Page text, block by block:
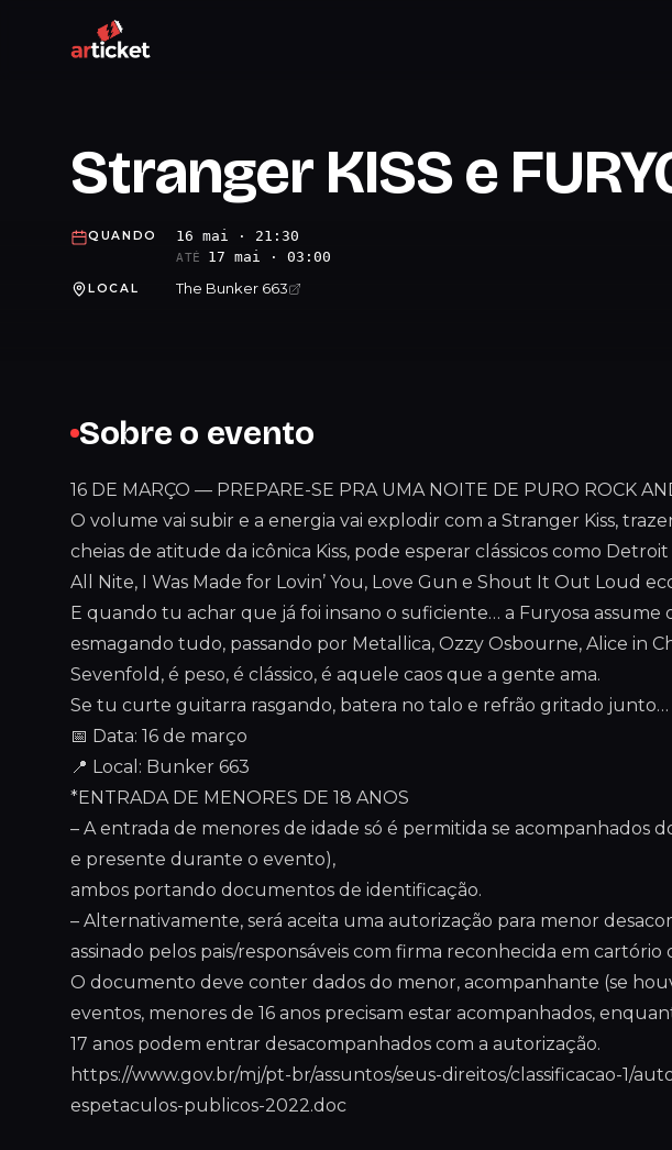
Stranger KISS e
QUANDO 16 mai · 21:30
ATÉ 17 mai · 03:00
LOCAL The Bunker 663
Sobre o evento
16 DE MARÇO — PREPARE-SE PRA UMA NOITE DE PURO ROCK
O volume vai subir e a energia vai explodir com a Stranger Kiss,
cheias de atitude da icônica Kiss, pode esperar clássicos como Detroit
All Nite, I Was Made for Lovin’ You, Love Gun e Shout It Out Loud
E quando tu achar que já foi insano o suficiente… a Furyosa assume
esmagando tudo, passando por Metallica, Ozzy Osbourne, Alice in
Sevenfold, é peso, é clássico, é aquele caos que a gente ama.
Se tu curte guitarra rasgando, batera no talo e refrão gritado junto…
📅 Data: 16 de março
📍 Local: Bunker 663
*ENTRADA DE MENORES DE 18 ANOS
– A entrada de menores de idade só é permitida se acompanhados
e presente durante o evento),
ambos portando documentos de identificação.
– Alternativamente, será aceita uma autorização para menor
assinado pelos pais/responsáveis com firma reconhecida em cartório
O documento deve conter dados do menor, acompanhante (se
eventos, menores de 16 anos precisam estar acompanhados,
17 anos podem entrar desacompanhados com a autorização.
https://www.gov.br/mj/pt-br/assuntos/seus-direitos/classificacao-1/
espetaculos-publicos-2022.doc